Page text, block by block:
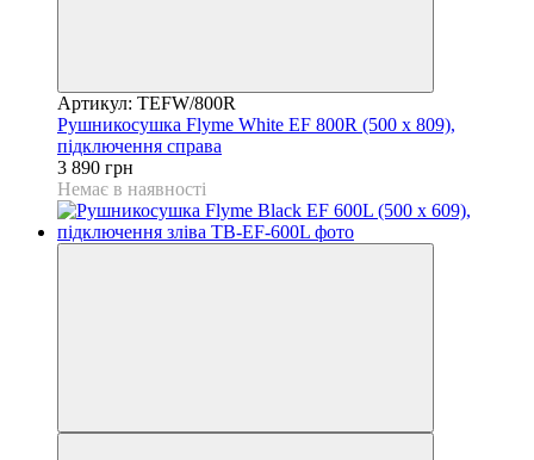
Артикул: TEFW/800R
Рушникосушка Flyme White EF 800R (500 х 809),
підключення справа
3 890 грн
Немає в наявності